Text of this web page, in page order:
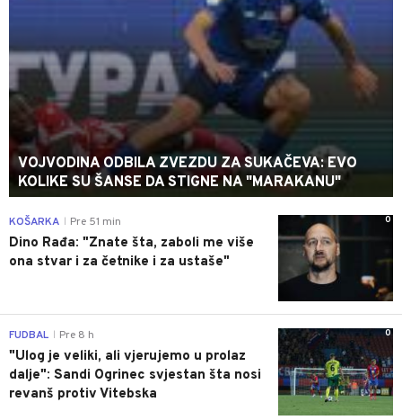
VOJVODINA ODBILA ZVEZDU ZA SUKAČEVA: EVO
KOLIKE SU ŠANSE DA STIGNE NA "MARAKANU"
0
KOŠARKA Pre 51 min
Dino Rađa: "Znate šta, zaboli me više
ona stvar i za četnike i za ustaše"
0
FUDBAL Pre 8 h
"Ulog je veliki, ali vjerujemo u prolaz
dalje": Sandi Ogrinec svjestan šta nosi
revanš protiv Vitebska